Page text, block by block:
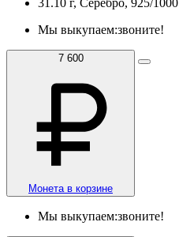
Мы выкупаем:звоните!
7 600
Монета в корзине
Мы выкупаем:звоните!